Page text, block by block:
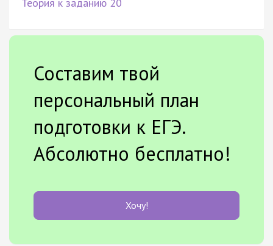
Составим твой
персональный план
подготовки к ЕГЭ.
Абсолютно бесплатно!
Хочу!